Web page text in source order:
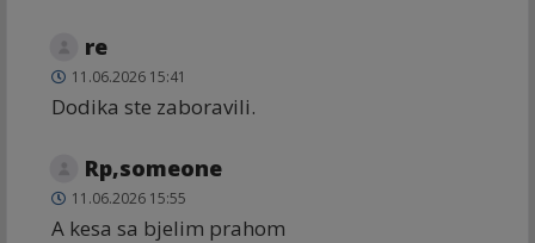
re
11.06.2026 15:41
Dodika ste zaboravili.
Rp,someone
11.06.2026 15:55
A kesa sa bjelim prahom